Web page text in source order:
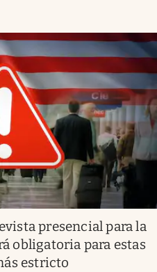
presencial para la
obligatoria para estas
estricto